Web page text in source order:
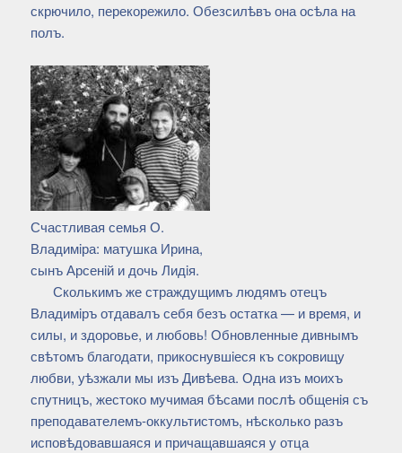
скрючило, перекорежило. Обезсилѣвъ она осѣла на
полъ.
Счастливая семья О.
Владимiра: матушка Ирина,
сынъ Арсенiй и дочь Лидiя.
Сколькимъ же страждущимъ людямъ отецъ
Владимiръ отдавалъ себя безъ остатка — и время, и
силы, и здоровье, и любовь! Обновленные дивнымъ
свѣтомъ благодати, прикоснувшiеся къ сокровищу
любви, уѣзжали мы изъ Дивѣева. Одна изъ моихъ
спутницъ, жестоко мучимая бѣсами послѣ общенiя съ
преподавателемъ-оккультистомъ, нѣсколько разъ
исповѣдовавшаяся и причащавшаяся у отца